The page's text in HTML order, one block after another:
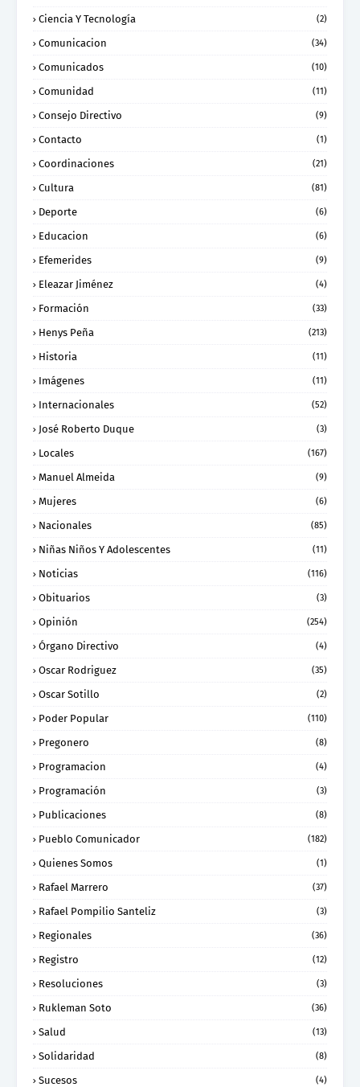
Ciencia Y Tecnología
(2)
Comunicacion (34)
Comunicados (10)
Comunidad (11)
Consejo Directivo (9)
Contacto (1)
Coordinaciones (21)
Cultura (81)
Deporte (6)
Educacion (6)
Efemerides (9)
Eleazar Jiménez (4)
Formación (33)
Henys Peña (213)
Historia (11)
Imágenes (11)
Internacionales (52)
José Roberto Duque (3)
Locales (167)
Manuel Almeida (9)
Mujeres (6)
Nacionales (85)
Niñas Niños Y Adolescentes (11)
Noticias (116)
Obituarios (3)
Opinión (254)
Órgano Directivo (4)
Oscar Rodriguez (35)
Oscar Sotillo (2)
Poder Popular (110)
Pregonero (8)
Programacion (4)
Programación (3)
Publicaciones (8)
Pueblo Comunicador (182)
Quienes Somos (1)
Rafael Marrero (37)
Rafael Pompilio Santeliz (3)
Regionales (36)
Registro (12)
Resoluciones (3)
Rukleman Soto (36)
Salud (13)
Solidaridad (8)
Sucesos (4)